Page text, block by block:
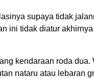
supaya tidak
ini tidak diatur
kendaraan roda dua.
nataru atau lebaran